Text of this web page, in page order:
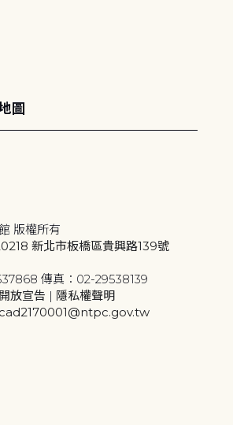
圖
版權所有
新北市板橋區貴興路139號
傳真：02-29538139
放宣告 | 隱私權聲明